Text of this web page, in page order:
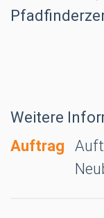
Weitere
Auftrag